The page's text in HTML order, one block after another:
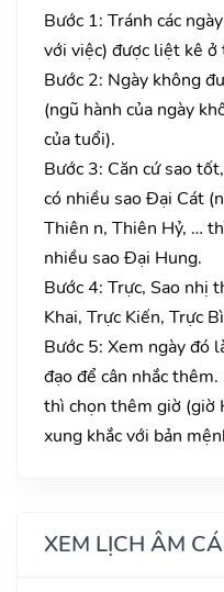
Bước 1: Tránh các
với việc) được liệt kê ở
Bước 2: Ngày không
(ngũ hành của ngày
của tuổi).
Bước 3: Căn cứ sao
có nhiều sao Đại Cát
Thiên n, Thiên Hỷ, …
nhiều sao Đại Hung.
Bước 4: Trực, Sao nhị
Khai, Trực Kiến, Trực
Bước 5: Xem ngày đó
đạo để cân nhắc
thì chọn thêm giờ (giờ
xung khắc với bản
XEM LỊCH ÂM